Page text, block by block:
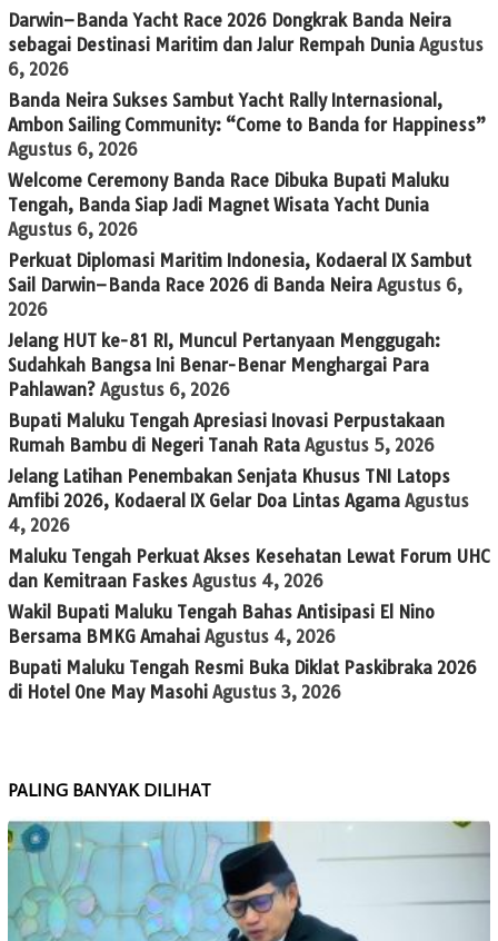
Darwin–Banda Yacht Race 2026 Dongkrak Banda Neira
sebagai Destinasi Maritim dan Jalur Rempah Dunia Agustus
6, 2026
Banda Neira Sukses Sambut Yacht Rally Internasional,
Ambon Sailing Community: “Come to Banda for Happiness”
Agustus 6, 2026
Welcome Ceremony Banda Race Dibuka Bupati Maluku
Tengah, Banda Siap Jadi Magnet Wisata Yacht Dunia
Agustus 6, 2026
Perkuat Diplomasi Maritim Indonesia, Kodaeral IX Sambut
Sail Darwin–Banda Race 2026 di Banda Neira Agustus 6,
2026
Jelang HUT ke-81 RI, Muncul Pertanyaan Menggugah:
Sudahkah Bangsa Ini Benar-Benar Menghargai Para
Pahlawan? Agustus 6, 2026
Bupati Maluku Tengah Apresiasi Inovasi Perpustakaan
Rumah Bambu di Negeri Tanah Rata Agustus 5, 2026
Jelang Latihan Penembakan Senjata Khusus TNI Latops
Amfibi 2026, Kodaeral IX Gelar Doa Lintas Agama Agustus
4, 2026
Maluku Tengah Perkuat Akses Kesehatan Lewat Forum UHC
dan Kemitraan Faskes Agustus 4, 2026
Wakil Bupati Maluku Tengah Bahas Antisipasi El Nino
Bersama BMKG Amahai Agustus 4, 2026
Bupati Maluku Tengah Resmi Buka Diklat Paskibraka 2026
di Hotel One May Masohi Agustus 3, 2026
PALING BANYAK DILIHAT